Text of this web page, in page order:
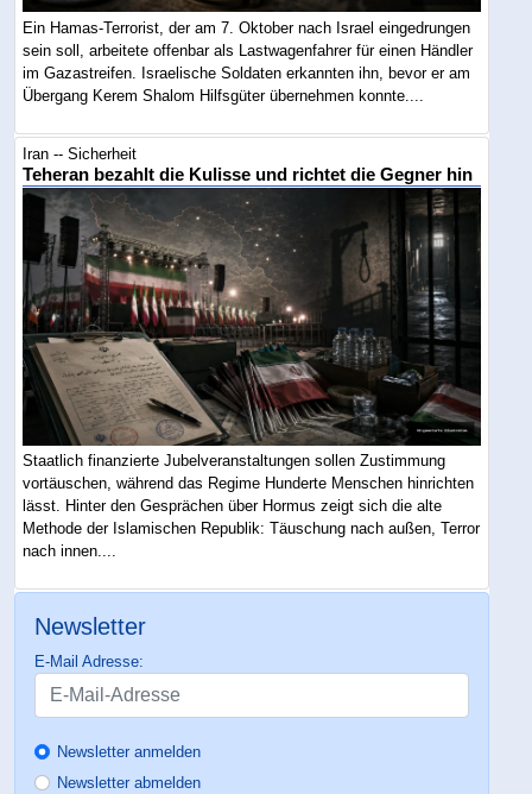
Ein Hamas-Terrorist, der am 7. Oktober nach Israel eingedrungen
sein soll, arbeitete offenbar als Lastwagenfahrer für einen Händler
im Gazastreifen. Israelische Soldaten erkannten ihn, bevor er am
Übergang Kerem Shalom Hilfsgüter übernehmen konnte....
Iran -- Sicherheit
Teheran bezahlt die Kulisse und richtet die Gegner hin
Staatlich finanzierte Jubelveranstaltungen sollen Zustimmung
vortäuschen, während das Regime Hunderte Menschen hinrichten
lässt. Hinter den Gesprächen über Hormus zeigt sich die alte
Methode der Islamischen Republik: Täuschung nach außen, Terror
nach innen....
Newsletter
E-Mail Adresse:
Newsletter anmelden
Newsletter abmelden